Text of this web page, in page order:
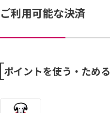
ご利用可能な決済
ポイントを使う・ためる